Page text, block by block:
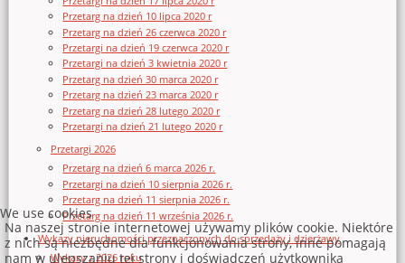
Przetarg na dzień 10 lipca 2020 r
Przetarg na dzień 26 czerwca 2020 r
Przetargi na dzień 19 czerwca 2020 r
Przetargi na dzień 3 kwietnia 2020 r
Przetarg na dzień 30 marca 2020 r
Przetarg na dzień 23 marca 2020 r
Przetarg na dzień 28 lutego 2020 r
Przetargi na dzień 21 lutego 2020 r
Przetargi 2026
Przetarg na dzień 6 marca 2026 r.
Przetargi na dzień 10 sierpnia 2026 r.
Przetarg na dzień 11 sierpnia 2026 r.
Przetarg na dzień 11 września 2026 r.
Wykazy nieruchomości przeznaczonych do sprzedaży i dzierżawy
Wykazy z 2026 roku
We use cookies
Na naszej stronie internetowej używamy plików cookie. Niektóre
z nich są niezbędne dla funkcjonowania strony, inne pomagają
nam w ulepszaniu tej strony i doświadczeń użytkownika